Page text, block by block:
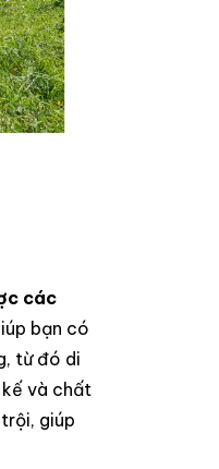
các
bạn có
từ đó di
kế và chất
giúp